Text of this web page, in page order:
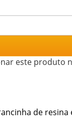
este produto
de